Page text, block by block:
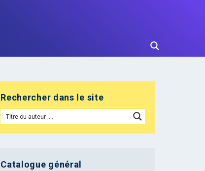
Rechercher dans le site
Catalogue général